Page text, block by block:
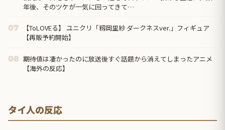
年後、そのツケが一気に回ってきて…
07
【ToLOVEる】 ユニクリ「籾岡里紗 ダークネスver.」フィギュア
【再販予約開始】
08 期待値は凄かったのに放送後すぐ話題から消えてしまったアニメ
【海外の反応】
タイ人の反応